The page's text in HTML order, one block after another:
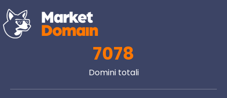
7078
Domini totali